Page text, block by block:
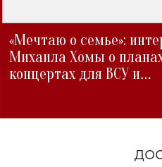
«Мечтаю о семье»:
Михаила Хомы о
концертах для ВСУ и